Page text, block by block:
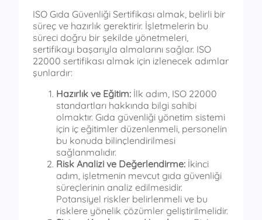
ISO Gıda Güvenliği Sertifikası almak, belirli bir
süreç ve hazırlık gerektirir. İşletmelerin bu
süreci doğru bir şekilde yönetmeleri,
sertifikayı başarıyla almalarını sağlar. ISO
22000 sertifikası almak için izlenecek adımlar
şunlardır:
Hazırlık ve Eğitim: İlk adım, ISO 22000
standartları hakkında bilgi sahibi
olmaktır. Gıda güvenliği yönetim sistemi
için iç eğitimler düzenlenmeli, personelin
bu konuda bilinçlendirilmesi
sağlanmalıdır.
Risk Analizi ve Değerlendirme: İkinci
adım, işletmenin mevcut gıda güvenliği
süreçlerinin analiz edilmesidir.
Potansiyel riskler belirlenmeli ve bu
risklere yönelik çözümler geliştirilmelidir.